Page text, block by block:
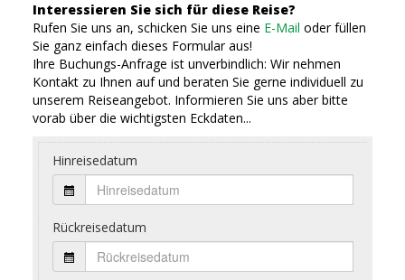
Interessieren Sie sich für diese Reise?
Rufen Sie uns an, schicken Sie uns eine E-Mail oder füllen
Sie ganz einfach dieses Formular aus!
Ihre Buchungs-Anfrage ist unverbindlich: Wir nehmen
Kontakt zu Ihnen auf und beraten Sie gerne individuell zu
unserem Reiseangebot. Informieren Sie uns aber bitte
vorab über die wichtigsten Eckdaten...